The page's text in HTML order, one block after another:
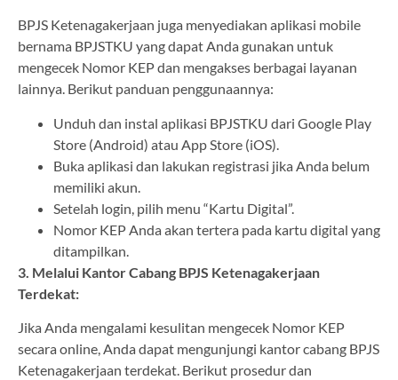
BPJS Ketenagakerjaan juga menyediakan aplikasi mobile
bernama BPJSTKU yang dapat Anda gunakan untuk
mengecek Nomor KEP dan mengakses berbagai layanan
lainnya. Berikut panduan penggunaannya:
Unduh dan instal aplikasi BPJSTKU dari Google Play
Store (Android) atau App Store (iOS).
Buka aplikasi dan lakukan registrasi jika Anda belum
memiliki akun.
Setelah login, pilih menu “Kartu Digital”.
Nomor KEP Anda akan tertera pada kartu digital yang
ditampilkan.
3. Melalui Kantor Cabang BPJS Ketenagakerjaan
Terdekat:
Jika Anda mengalami kesulitan mengecek Nomor KEP
secara online, Anda dapat mengunjungi kantor cabang BPJS
Ketenagakerjaan terdekat. Berikut prosedur dan